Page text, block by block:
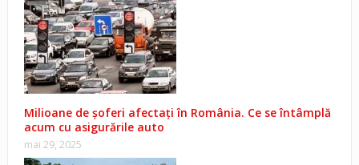
Milioane de șoferi afectați în România. Ce se întâmplă
acum cu asigurările auto
mai 29, 2025